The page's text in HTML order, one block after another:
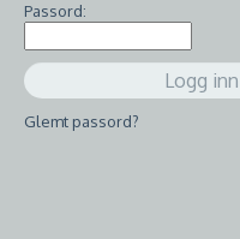
Passord:
Glemt passord?